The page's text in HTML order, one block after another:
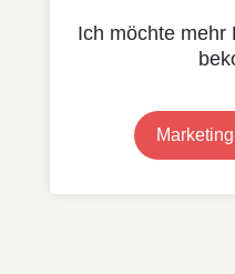
Ich möchte mehr